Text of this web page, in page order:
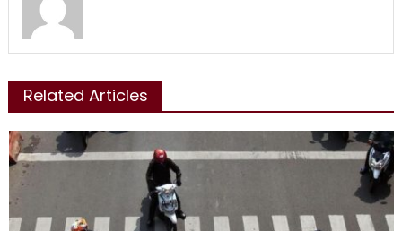
Related Articles